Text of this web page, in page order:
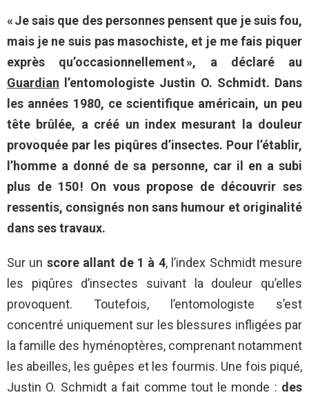
« Je sais que des personnes pensent que je suis fou,
mais je ne suis pas masochiste, et je me fais piquer
exprès qu’occasionnellement », a déclaré au
Guardian l’entomologiste Justin O. Schmidt. Dans
les années 1980, ce scientifique américain, un peu
tête brûlée, a créé un index mesurant la douleur
provoquée par les piqûres d’insectes. Pour l’établir,
l’homme a donné de sa personne, car il en a subi
plus de 150 ! On vous propose de découvrir ses
ressentis, consignés non sans humour et originalité
dans ses travaux.
Sur un score allant de 1 à 4, l’index Schmidt mesure
les piqûres d’insectes suivant la douleur qu’elles
provoquent. Toutefois, l’entomologiste s’est
concentré uniquement sur les blessures infligées par
la famille des hyménoptères, comprenant notamment
les abeilles, les guêpes et les fourmis. Une fois piqué,
Justin O. Schmidt a fait comme tout le monde : des